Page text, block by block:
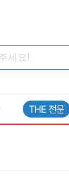
THE 전문